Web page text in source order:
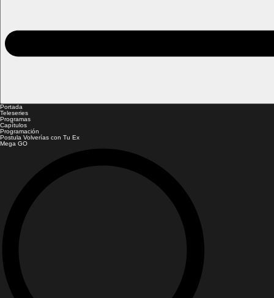
Portada
Teleseries
Programas
Capítulos
Programación
Postula Volverías con Tu Ex
Mega GO